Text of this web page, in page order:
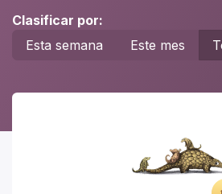
Clasificar por:
Esta semana
Este mes